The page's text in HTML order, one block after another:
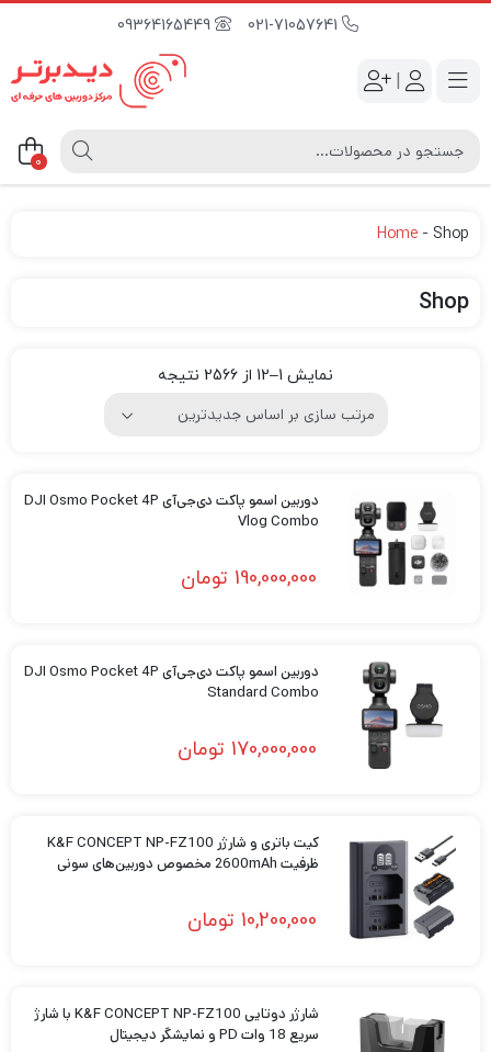
09364165449
|
0
Home - Shop
Shop
نمایش 1–12 از 2566 نتیجه
دوربین اسمو پاکت دی‌جی‌آی DJI Osmo Pocket 4P
Vlog Combo
190,000,000 تومان
دوربین اسمو پاکت دی‌جی‌آی DJI Osmo Pocket 4P
Standard Combo
170,000,000 تومان
کیت باتری و شارژر K&F CONCEPT NP-FZ100
ظرفیت 2600mAh مخصوص دوربین‌های سونی
10,200,000 تومان
شارژر دوتایی K&F CONCEPT NP-FZ100 با شارژ
سریع 18 وات PD و نمایشگر دیجیتال